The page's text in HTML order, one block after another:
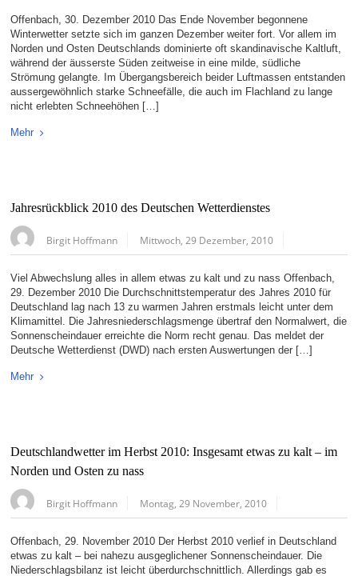
Offenbach, 30. Dezember 2010 Das Ende November begonnene
Winterwetter setzte sich im ganzen Dezember weiter fort. Vor allem im
Norden und Osten Deutschlands dominierte oft skandinavische Kaltluft,
während der äusserste Süden zeitweise in eine milde, südliche
Strömung gelangte. Im Übergangsbereich beider Luftmassen entstanden
aussergewöhnlich starke Schneefälle, die auch im Flachland zu lange
nicht erlebten Schneehöhen […]
Mehr
Jahresrückblick 2010 des Deutschen Wetterdienstes
Birgit Hoffmann Mittwoch, 29 Dezember, 2010
Viel Abwechslung alles in allem etwas zu kalt und zu nass Offenbach,
29. Dezember 2010 Die Durchschnittstemperatur des Jahres 2010 für
Deutschland lag nach 13 zu warmen Jahren erstmals leicht unter dem
Klimamittel. Die Jahresniederschlagsmenge übertraf den Normalwert, die
Sonnenscheindauer erreichte die Norm recht genau. Das meldet der
Deutsche Wetterdienst (DWD) nach ersten Auswertungen der […]
Mehr
Deutschlandwetter im Herbst 2010: Insgesamt etwas zu kalt – im
Norden und Osten zu nass
Birgit Hoffmann Montag, 29 November, 2010
Offenbach, 29. November 2010 Der Herbst 2010 verlief in Deutschland
etwas zu kalt – bei nahezu ausgeglichener Sonnenscheindauer. Die
Niederschlagsbilanz ist leicht überdurchschnittlich. Allerdings gab es